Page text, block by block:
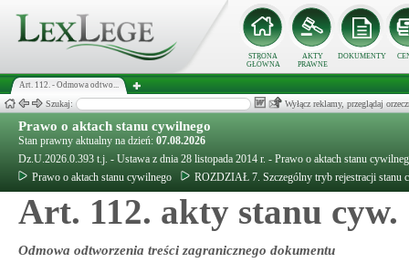
STRONA
GŁÓWNA
AKTY
PRAWNE
DOKUMENTY
Art. 112. - Odmowa odtwo...
Szukaj: Wyłącz reklamy, przeglądaj
Prawo o aktach stanu cywilnego
Stan prawny aktualny na dzień: 07.08.2026
Dz.U.2026.0.393 t.j. - Ustawa z dnia 28 listopada 2014 r. - Prawo o aktach stanu
Prawo o aktach stanu cywilnego
ROZDZIAŁ 7. Szczególny tryb rejestracji stanu
Art. 112. akty stanu cyw.
Odmowa odtworzenia treści zagranicznego dokumentu